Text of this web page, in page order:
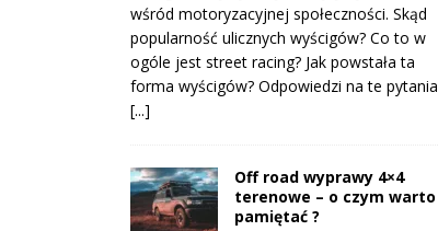
wśród motoryzacyjnej społeczności. Skąd
popularność ulicznych wyścigów? Co to w
ogóle jest street racing? Jak powstała ta
forma wyścigów? Odpowiedzi na te pytania
[...]
Off road wyprawy 4×4
terenowe – o czym warto
pamiętać ?